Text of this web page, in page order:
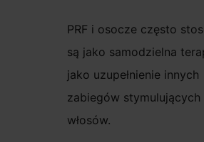
PRF i osocze często
są jako samodzielna
jako uzupełnienie innych
zabiegów
włosów.